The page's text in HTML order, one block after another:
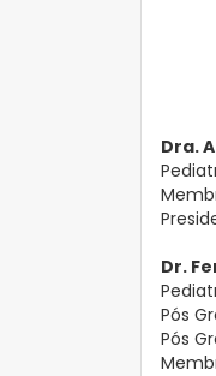
Dra.
Dr.
Pós
Pós